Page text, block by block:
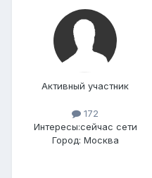
Активный участник
172
Интересы:сейчас сети
Город: Москва